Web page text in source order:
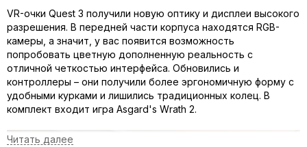
VR-очки Quest 3 получили новую оптику и дисплеи высокого
разрешения. В передней части корпуса находятся RGB-
камеры, а значит, у вас появится возможность
попробовать цветную дополненную реальность с
отличной четкостью интерфейса. Обновились и
контроллеры – они получили более эргономичную форму с
удобными курками и лишились традиционных колец. В
комплект входит игра Asgard's Wrath 2.